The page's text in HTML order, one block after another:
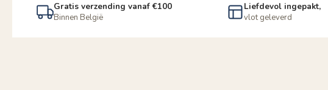
Gratis verzending vanaf €100
Binnen België
Liefdevol ingepakt,
vlot geleverd